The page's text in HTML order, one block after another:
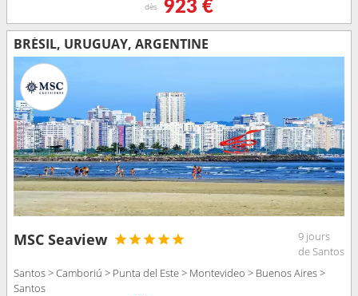
dès 923 €
BRÉSIL, URUGUAY, ARGENTINE
MSC Seaview
9 jours
de Santos
Santos > Camboriú > Punta del Este > Montevideo > Buenos Aires >
Santos